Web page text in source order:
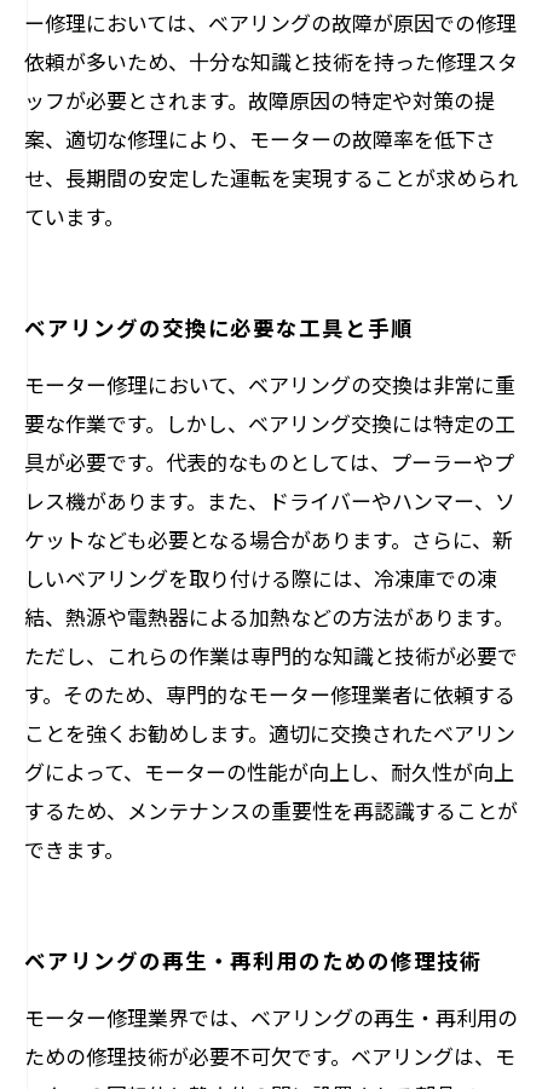
ー修理においては、ベアリングの故障が原因での修理
依頼が多いため、十分な知識と技術を持った修理スタ
ッフが必要とされます。故障原因の特定や対策の提
案、適切な修理により、モーターの故障率を低下さ
せ、長期間の安定した運転を実現することが求められ
ています。
ベアリングの交換に必要な工具と手順
モーター修理において、ベアリングの交換は非常に重
要な作業です。しかし、ベアリング交換には特定の工
具が必要です。代表的なものとしては、プーラーやプ
レス機があります。また、ドライバーやハンマー、ソ
ケットなども必要となる場合があります。さらに、新
しいベアリングを取り付ける際には、冷凍庫での凍
結、熱源や電熱器による加熱などの方法があります。
ただし、これらの作業は専門的な知識と技術が必要で
す。そのため、専門的なモーター修理業者に依頼する
ことを強くお勧めします。適切に交換されたベアリン
グによって、モーターの性能が向上し、耐久性が向上
するため、メンテナンスの重要性を再認識することが
できます。
ベアリングの再生・再利用のための修理技術
モーター修理業界では、ベアリングの再生・再利用の
ための修理技術が必要不可欠です。ベアリングは、モ